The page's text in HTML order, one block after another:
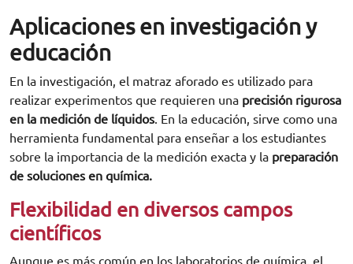
Aplicaciones en investigación y
educación
En la investigación, el matraz aforado es utilizado para
realizar experimentos que requieren una precisión rigurosa
en la medición de líquidos. En la educación, sirve como una
herramienta fundamental para enseñar a los estudiantes
sobre la importancia de la medición exacta y la preparación
de soluciones en química.
Flexibilidad en diversos campos
científicos
Aunque es más común en los laboratorios de química, el